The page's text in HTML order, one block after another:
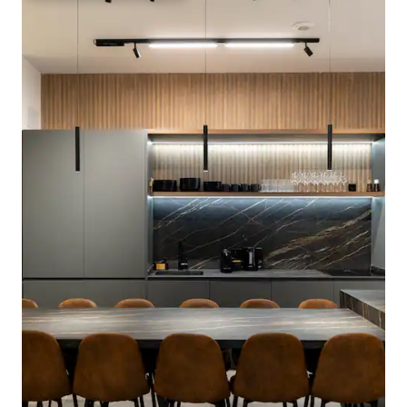
al primer dia. La casa està recentment
reformada, per la qual cosa té tots els
avantatges d'una casa moderna i ben
equipada. Tot i que l'estada mínima és de
4 nits, pots negociar una estada menys
amb altres tarifes en funció del nombre
d'hostes i de la temporada. Pregunteu-
nos sense compromís.
La cuina està totalment equipada. Tot és
per a tu per utilitzar-lo. Als banys
trobareu tovalloles i petites ampolles de
sabó de mans, xampú i gel de dutxa per
recentment reformada, així que
trobaràs tot com a nou. Tot i que l'estada
mínima és de 4 nits, pots negociar una
estada més curta amb altres tarifes en
funció del nombre d'hostes i de la
temporada. Pregunteu-nos sense
compromís. L'hora d'arribada és a partir
de les 15h, encara que en alguns casos es